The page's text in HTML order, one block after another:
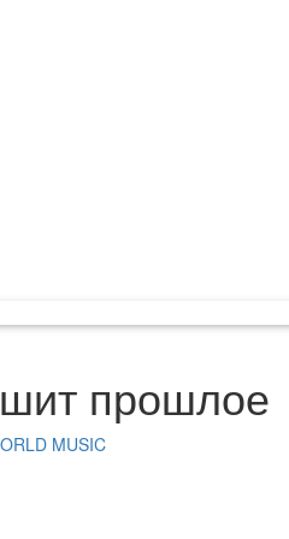
прошлое
MUSIC